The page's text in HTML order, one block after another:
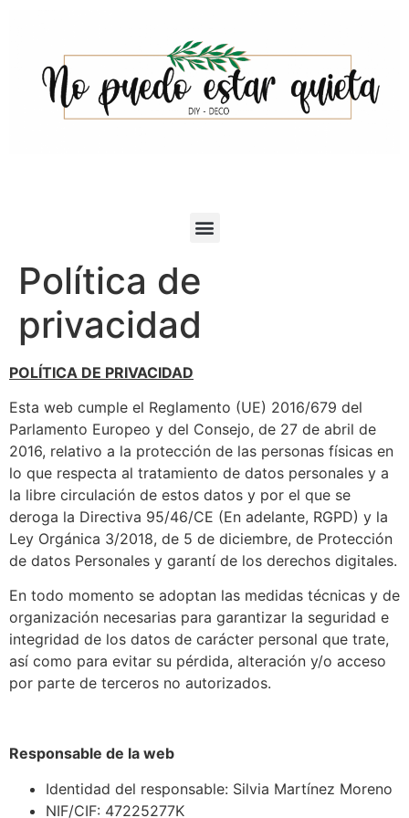
Política de
privacidad
POLÍTICA DE PRIVACIDAD
Esta web cumple el Reglamento (UE) 2016/679 del
Parlamento Europeo y del Consejo, de 27 de abril de
2016, relativo a la protección de las personas físicas en
lo que respecta al tratamiento de datos personales y a
la libre circulación de estos datos y por el que se
deroga la Directiva 95/46/CE (En adelante, RGPD) y la
Ley Orgánica 3/2018, de 5 de diciembre, de Protección
de datos Personales y garantí de los derechos digitales.
En todo momento se adoptan las medidas técnicas y de
organización necesarias para garantizar la seguridad e
integridad de los datos de carácter personal que trate,
así como para evitar su pérdida, alteración y/o acceso
por parte de terceros no autorizados.
Responsable de la web
Identidad del responsable: Silvia Martínez Moreno
NIF/CIF: 47225277K